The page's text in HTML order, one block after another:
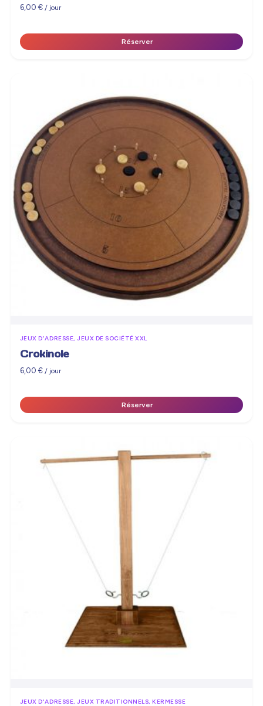
6,00€ / jour
Réserver
JEUX D'ADRESSE, JEUX DE SOCIÉTÉ XXL
Crokinole
6,00€ / jour
Réserver
JEUX D'ADRESSE, JEUX TRADITIONNELS, KERMESSE